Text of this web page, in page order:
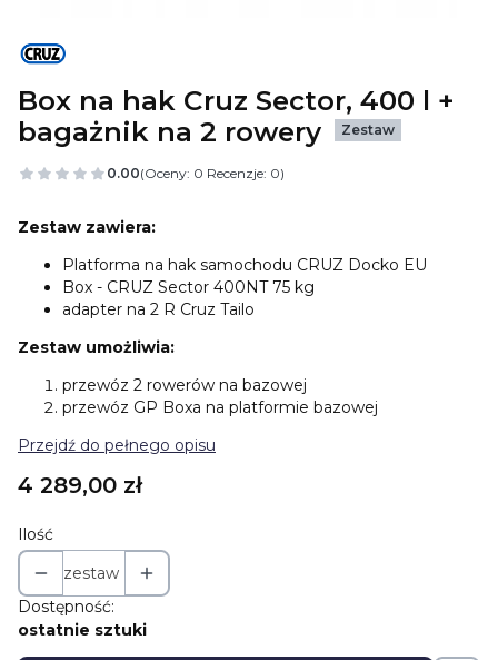
Box na hak Cruz Sector, 400 l +
bagażnik na 2 rowery
Zestaw
0.00(Oceny: 0 Recenzje: 0)
Zestaw zawiera:
Platforma na hak samochodu CRUZ Docko EU
Box - CRUZ Sector 400NT 75 kg
adapter na 2 R Cruz Tailo
Zestaw umożliwia:
przewóz 2 rowerów na bazowej
przewóz GP Boxa na platformie bazowej
Przejdź do pełnego opisu
Cena
4 289,00 zł
Ilość
zestaw
Dostępność:
ostatnie sztuki